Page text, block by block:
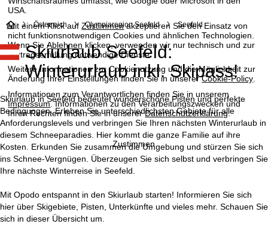
USA.
Mit einem Klick aufZustimmenakzeptieren Sie den Einsatz von
nicht funktionsnotwendigen Cookies und ähnlichen Technologien.
Wenn SieAblehnen klicken, verwenden wir nur technisch und zur
Vertragserfüllung notwendige Dienste.
Weitere Informationen zur Cookienutzung und die Möglichkeit zur
Änderung Ihrer Einstellungen finden Sie in unsererCookie-Policy.
Informationen zum Verantwortlichen finden Sie in unserem
Impressum. Informationen zu den Verarbeitungszwecken und
Ihren Rechten finden Sie in unsererDatenschutzerklärung.
Zustimmen
S
t
a
r
t
s
e
i
t
Österreich Olympiaregion Seefeld Seefeld
Skiurlaub Seefeld:
Winterurlaub inkl. Skipass!
Skiurlaub in Seefeld bedeutet wunderschöne Pisten und perfekte
Bedingungen. Erleben Sie unterschiedlichsten Gebiete für alle
Anforderungslevels und verbringen Sie Ihren nächsten Winterurlaub in
diesem Schneeparadies. Hier kommt die ganze Familie auf ihre
Kosten. Erkunden Sie zusammen die Umgebung und stürzen Sie sich
ins Schnee-Vergnügen. Überzeugen Sie sich selbst und verbringen Sie
Ihre nächste Winterreise in Seefeld.
Mit Opodo entspannt in den Skiurlaub starten! Informieren Sie sich
hier über Skigebiete, Pisten, Unterkünfte und vieles mehr. Schauen Sie
sich in dieser Übersicht um.